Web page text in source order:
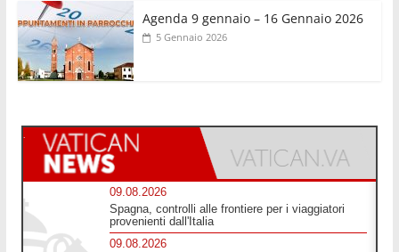
Agenda 9 gennaio – 16 Gennaio 2026
5 Gennaio 2026
09.08.2026
Spagna, controlli alle frontiere per i viaggiatori
provenienti dall'Italia
09.08.2026